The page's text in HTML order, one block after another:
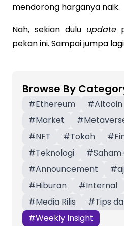
mendorong harganya naik.
Nah, sekian dulu update
pekan ini. Sampai jumpa
Browse By
#Ethereum #Altcoin
#Market #
#NFT #Tokoh #
#Teknologi #
#Announcement #
#Hiburan #Internal
#Media Rilis #Tips
#Weekly Insight